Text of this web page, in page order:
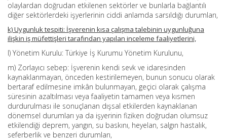
olaylardan doğrudan etkilenen sektörler ve bunlarla bağlantılı
diğer sektörlerdeki işyerlerinin ciddi anlamda sarsıldığı durumları,
k) Uygunluk tespiti: İşverenin kısa çalışma talebinin uygunluğuna
ilişkin iş müfettişleri tarafından yapılan inceleme faaliyetlerini,
l) Yönetim Kurulu: Türkiye İş Kurumu Yönetim Kurulunu,
m) Zorlayıcı sebep: İşverenin kendi sevk ve idaresinden
kaynaklanmayan, önceden kestirilemeyen, bunun sonucu olarak
bertaraf edilmesine imkân bulunmayan, geçici olarak çalışma
süresinin azaltılması veya faaliyetin tamamen veya kısmen
durdurulması ile sonuçlanan dışsal etkilerden kaynaklanan
dönemsel durumları ya da işyerinin fiziken doğrudan olumsuz
etkilendiği deprem, yangın, su baskını, heyelan, salgın hastalık,
seferberlik ve benzeri durumları,